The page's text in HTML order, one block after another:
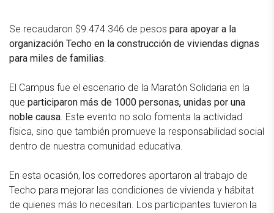
Se recaudaron $9.474.346 de pesos para apoyar a la
organización Techo en la construcción de viviendas dignas
para miles de familias.
El Campus fue el escenario de la Maratón Solidaria en la
que participaron más de 1000 personas, unidas por una
noble causa. Este evento no solo fomenta la actividad
física, sino que también promueve la responsabilidad social
dentro de nuestra comunidad educativa.
En esta ocasión, los corredores aportaron al trabajo de
Techo para mejorar las condiciones de vivienda y hábitat
de quienes más lo necesitan. Los participantes tuvieron la